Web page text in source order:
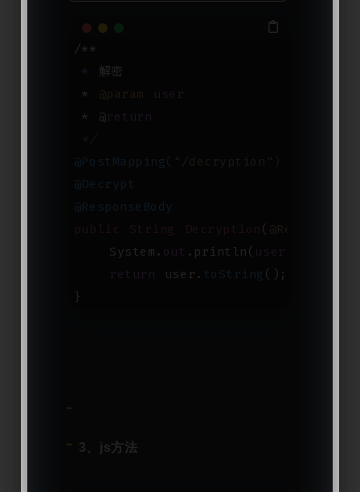
/**
*
解密
*
@param
user
* @return
@PostMapping(
)
@Decrypt
@ResponseBody
public
String Decryption (
    System.
out .println( user
return user. toString () ;
}
3、js方法